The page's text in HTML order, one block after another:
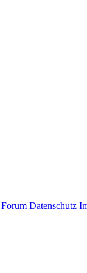
Forum Datenschutz